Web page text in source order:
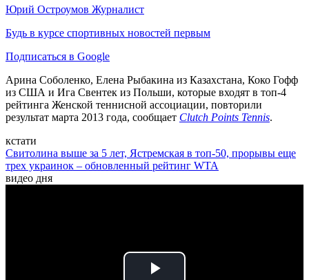
Юрий Остроумов Журналист
Будь в курсе спортивных новостей первым
Подписаться в Google
Арина Соболенко, Елена Рыбакина из Казахстана, Коко Гофф
из США и Ига Свентек из Польши, которые входят в топ-4
рейтинга Женской теннисной ассоциации, повторили
результат марта 2013 года, сообщает Clutch Points Tennis.
кстати
Свитолина выше за 5 лет, Ястремская в топ-50, прорывы еще
трех украинок – обновленный рейтинг WTA
видео дня